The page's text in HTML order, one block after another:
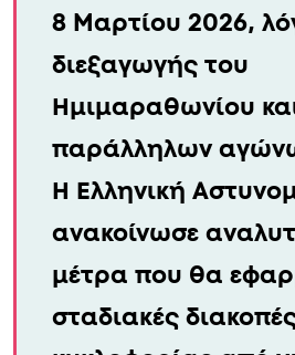
Σημαντικές
ρυθμίσεις τίθενται
κέντρο της Αθήνα
8 Μαρτίου 2026,
Ημιμαραθωνίου
παράλληλων